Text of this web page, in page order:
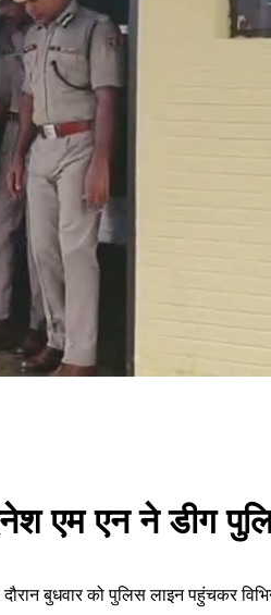
एम एन ने डीग
बुधवार को पुलिस लाइन पहुंचकर